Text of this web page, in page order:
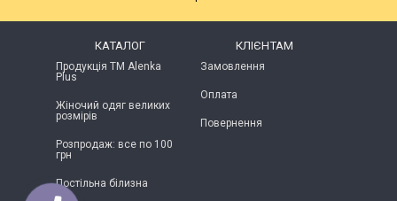
КАТАЛОГ
Продукція ТМ Alenka
Plus
Жіночий одяг великих
розмірів
Розпродаж: все по 100
грн
Постільна білизна
КЛІЄНТАМ
Замовлення
Оплата
Повернення